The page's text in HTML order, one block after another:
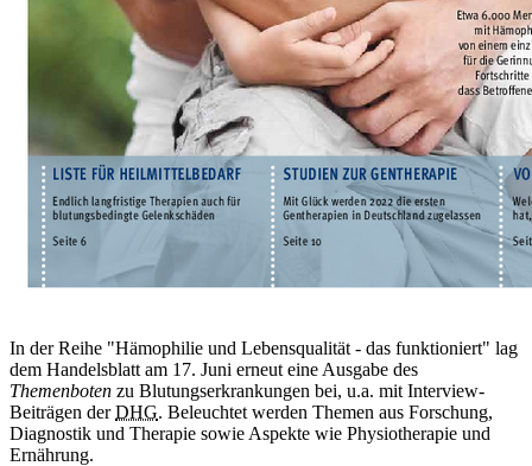
In der Reihe "Hämophilie und Lebensqualität - das funktioniert" lag
dem Handelsblatt am 17. Juni erneut eine Ausgabe des
Themenboten zu Blutungserkrankungen bei, u.a. mit Interview-
Beiträgen derDHG. Beleuchtet werden Themen aus Forschung,
Diagnostik und Therapie sowie Aspekte wie Physiotherapie und
Ernährung.